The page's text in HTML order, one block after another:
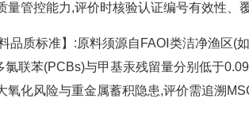
量管控能力,评价时核验认证编号有效性
品质标准】:原料须源自FAOⅠ类洁净渔区(
氯联苯(PCBs)与甲基汞残留量分别低于
氧化风险与重金属蓄积隐患,评价需追溯